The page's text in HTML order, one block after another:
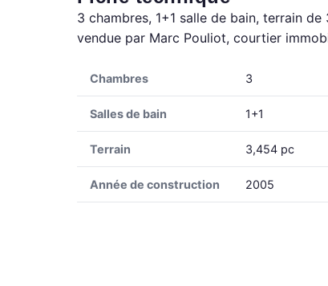
3 chambres, 1+1 salle de bain, terrain
vendue par Marc Pouliot, courtier
Chambres 3
Salles de bain 1+1
Terrain 3,454 pc
Année de construction 2005